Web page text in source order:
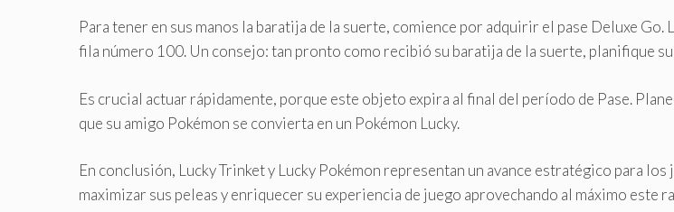
Para tener en sus manos la baratija de la suerte, comience por adquirir el pase Deluxe
fila número 100. Un consejo: tan pronto como recibió su baratija de la suerte, planifique
Es crucial actuar rápidamente, porque este objeto expira al final del período de Pase.
que su amigo Pokémon se convierta en un Pokémon Lucky.
En conclusión, Lucky Trinket y Lucky Pokémon representan un avance estratégico para
maximizar sus peleas y enriquecer su experiencia de juego aprovechando al máximo este